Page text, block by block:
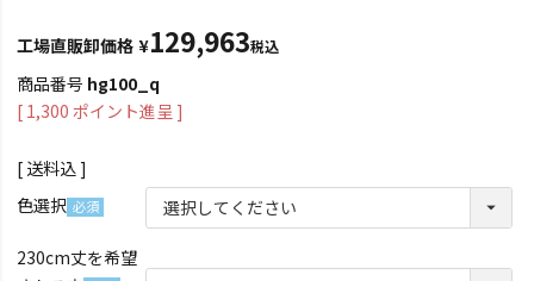
工場直販卸価格 ¥129,963税込
商品番号 hg100_q
[ 1,300 ポイント進呈 ]
送料込
色選択
須)
230cm丈を希望